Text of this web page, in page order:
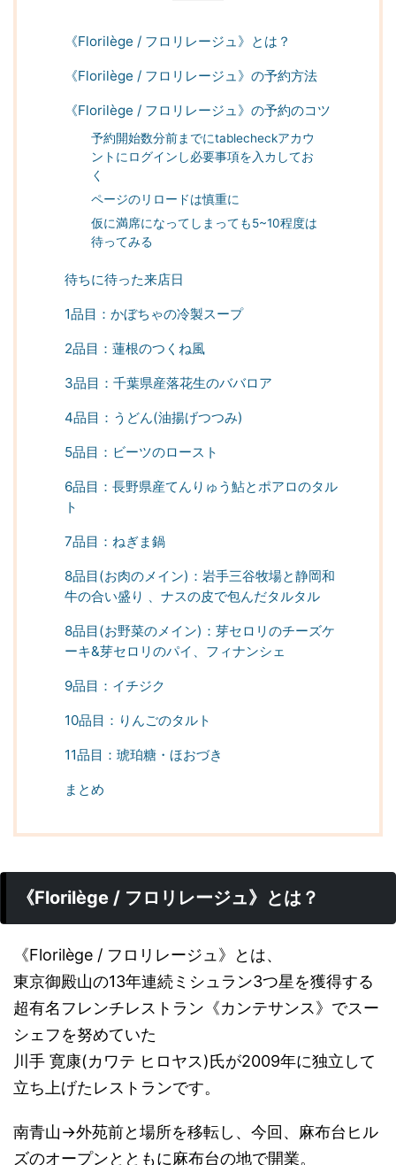
《Florilège / フロリレージュ》とは？
《Florilège / フロリレージュ》の予約方法
《Florilège / フロリレージュ》の予約のコツ
予約開始数分前までにtablecheckアカウ
ントにログインし必要事項を入カしてお
く
ページのリロードは慎重に
仮に満席になってしまっても5~10程度は
待ってみる
待ちに待った来店日
1品目：かぼちゃの冷製スープ
2品目：蓮根のつくね風
3品目：千葉県産落花生のババロア
4品目：うどん(油揚げつつみ)
5品目：ビーツのロースト
6品目：長野県産てんりゅう鮎とポアロのタル
ト
7品目：ねぎま鍋
8品目(お肉のメイン)：岩手三谷牧場と静岡和
牛の合い盛り 、ナスの皮で包んだタルタル
8品目(お野菜のメイン)：芽セロリのチーズケ
ーキ&芽セロリのパイ、フィナンシェ
9品目：イチジク
10品目：りんごのタルト
11品目：琥珀糖・ほおづき
まとめ
《Florilège / フロリレージュ》とは？
《Florilège / フロリレージュ》とは、
東京御殿山の13年連続ミシュラン3つ星を獲得する
超有名フレンチレストラン《カンテサンス》でスー
シェフを努めていた
川手 寛康(カワテ ヒロヤス)氏が2009年に独立して
立ち上げたレストランです。
南青山→外苑前と場所を移転し、今回、麻布台ヒル
ズのオープンとともに麻布台の地で開業。